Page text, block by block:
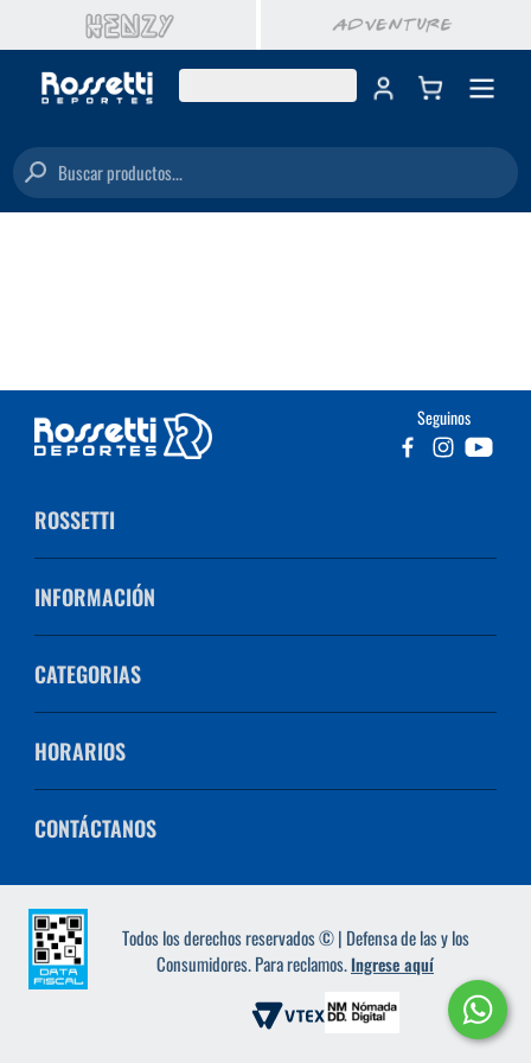
Buscar productos...
Seguinos
ROSSETTI
INFORMACIÓN
CATEGORIAS
HORARIOS
CONTÁCTANOS
Todos los derechos reservados © | Defensa de las y los
Consumidores. Para reclamos.Ingrese aquí